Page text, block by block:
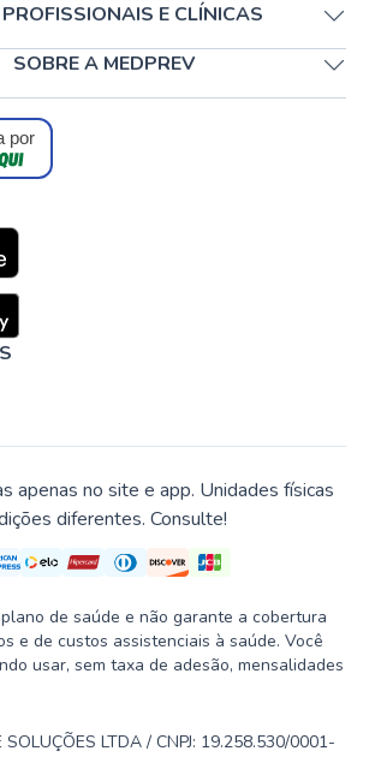
E CLÍNICAS
SOBRE A MEDPREV
por
apenas no site e app. Unidades físicas
diferentes. Consulte!
de saúde e não garante a cobertura
e de custos assistenciais à saúde. Você
usar, sem taxa de adesão, mensalidades
SOLUÇÕES LTDA / CNPJ: 19.258.530/0001-